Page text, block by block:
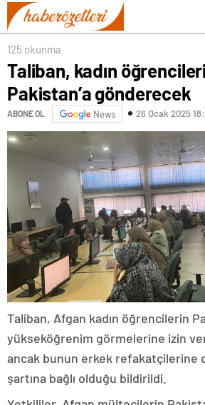
125 okunma
Taliban, kadın
Pakistan’a gönderecek
ABONE OL News 26 Ocak 2025
Taliban, Afgan kadın öğrencilerin
yükseköğrenim görmelerine izin
ancak bunun erkek refakatçilerine
şartına bağlı olduğu bildirildi.